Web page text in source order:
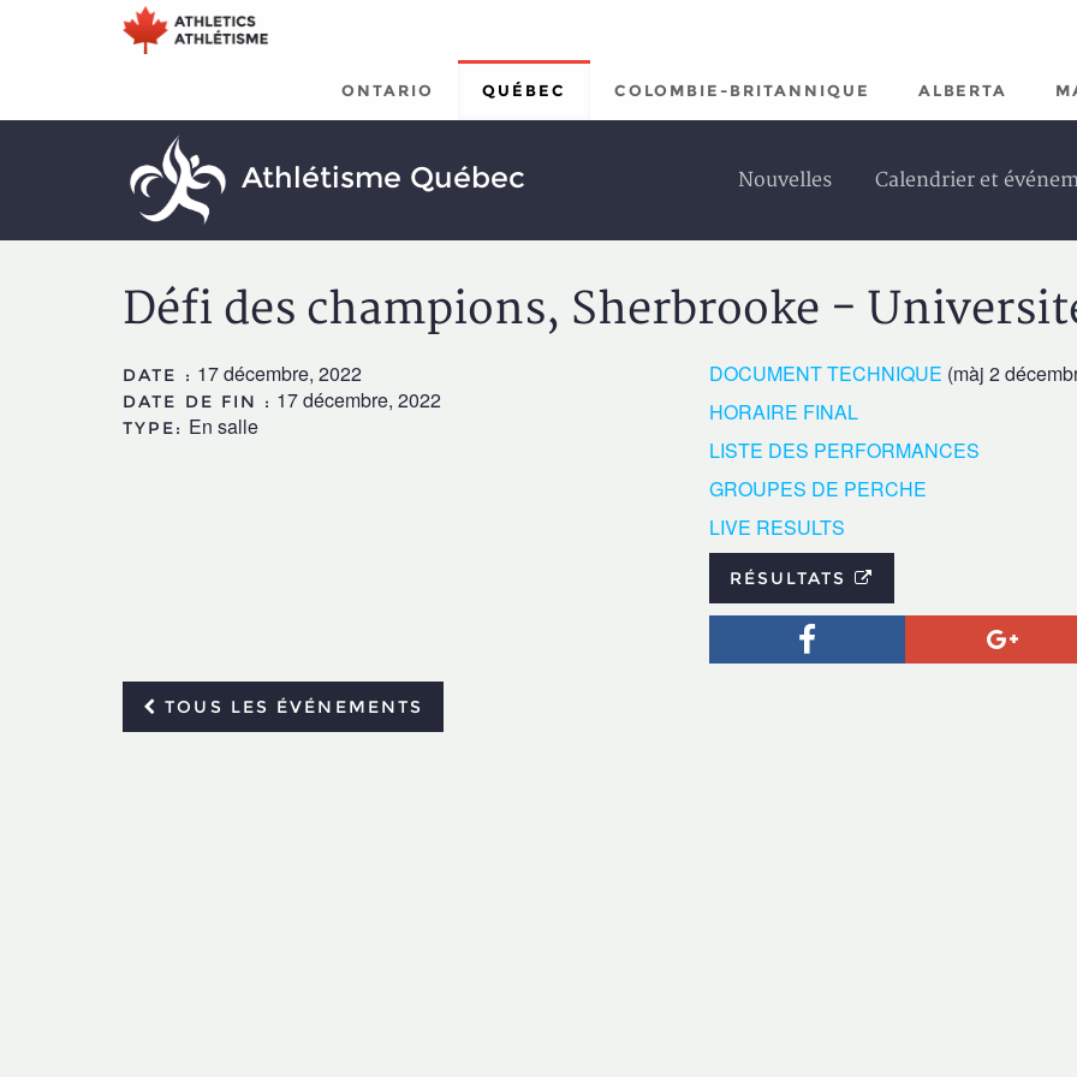
ONTARIO QUÉBEC COLOMBIE-BRITANNIQUE ALBERTA
Athlétisme Québec Nouvelles Calendrier et
Défi des champions, Sherbrooke -
DATE : 17 décembre, 2022
DATE DE FIN : 17 décembre, 2022
TYPE: En salle
DOCUMENT TECHNIQUE (màj 2
HORAIRE FINAL
LISTE DES PERFORMANCES
GROUPES DE PERCHE
LIVE RESULTS
RÉSULTATS
Facebook
TOUS LES ÉVÉNEMENTS